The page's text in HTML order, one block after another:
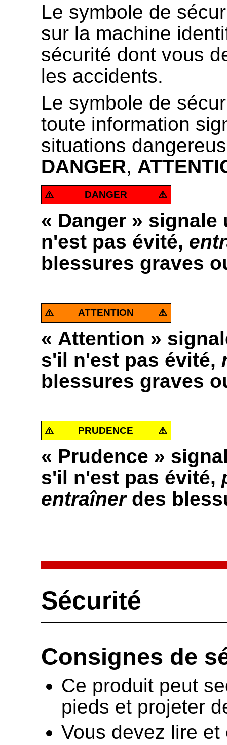
Le symbole de
sur la machine
sécurité dont vous
les accidents.
Le symbole de
toute information
situations
DANGER,
DANGER
« Danger »
n'est pas évité,
blessures graves
ATTENTION
« Attention »
s'il n'est pas évité,
blessures graves
PRUDENCE
« Prudence »
s'il n'est pas évité,
entraînerdes
Sécurité
Consignes de
Ce produit peut
pieds et projeter
Vous devez lire